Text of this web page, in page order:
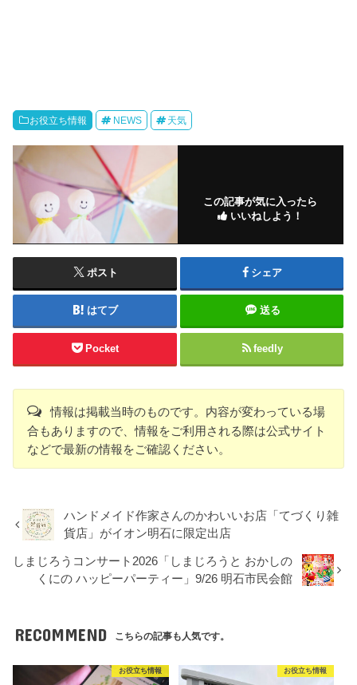
お役立ち情報 NEWS 天気
この記事が気に入ったら
いいねしよう！
ポスト シェア
はてブ 送る
Pocket feedly
情報は掲載当時のものです。内容が変わっている場
合もありますので、情報をご利用される際は公式サイト
などで最新の情報をご確認ください。
ハンドメイド作家さんのかわいいお店「てづくり雑
貨店」がイオン明石に限定出店
しまじろうコンサート2026「しまじろうと おかしの
くにの ハッピーパーティー」9/26 明石市民会館
RECOMMEND こちらの記事も人気です。
お役立ち情報 お役立ち情報